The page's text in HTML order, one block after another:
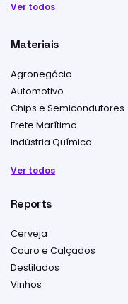
Ver todos
Materiais
Agronegócio
Automotivo
Chips e Semicondutores
Frete Marítimo
Indústria Química
Ver todos
Reports
Cerveja
Couro e Calçados
Destilados
Vinhos